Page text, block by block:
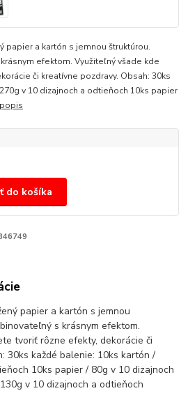
papier a kartón s jemnou štruktúrou.
efektom. Využiteľný všade kde
či kreatívne pozdravy. Obsah: 30ks
v 10 dizajnoch a odtieňoch 10ks papier
do košíka
papier a kartón s jemnou
s krásnym efektom.
tvoriť rôzne efekty, dekorácie či
30ks každé balenie: 10ks kartón /
10ks papier / 80g v 10 dizajnoch
v 10 dizajnoch a odtieňoch